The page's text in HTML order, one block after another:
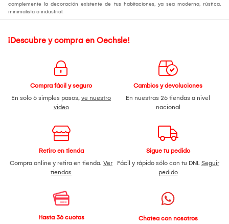
complemente la decoración existente de tus habitaciones, ya sea moderna, rústica,
minimalista o industrial.
¡Descubre y compra en Oechsle!
Compra fácil y seguro
En solo 6 simples pasos, ve nuestro
video
Cambios y devoluciones
En nuestras 26 tiendas a nivel
nacional
Retiro en tienda
Compra online y retira en tienda. Ver
tiendas
Sigue tu pedido
Fácil y rápido sólo con tu DNI. Seguir
pedido
Hasta 36 cuotas
Chatea con nosotros